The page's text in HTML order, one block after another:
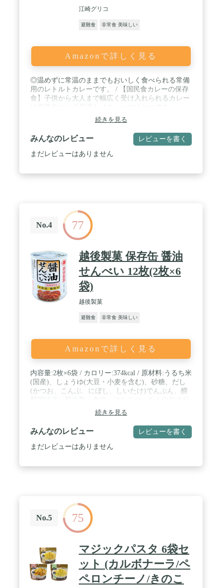
江崎グリコ
避難食 非常食 美味しい
Amazonで詳しく見る
◎温めずに常温のままでもおいしく食べられる常備
用のレトルトカレーです。 / 【国民食カレーの保存
食】子供から大人まで幅広く受け入れられるカレー
【調理無しで食べられる】温めずに常温のままで
も、おいしく滑らかな口当たりで、調理ができない
場所でも食べられます。 / 【ご飯以外のアレンジも
可能】カレーライスとしてのご利用だけではなく、
パンにつけて食べたりする等のアレンジが可能で
続きを見る
みんなのレビュー レビューを書く
まだレビューはありません
No.4 77
越後製菓 保存缶 醤油
せんべい 12枚(2枚×6
袋)
越後製菓
避難食 非常食 美味しい
Amazonで詳しく見る
内容量:2枚×6袋 / カロリー:374kcal / 原材料:うるち米
(国産)、しょうゆ(大豆・小麦を含む)、砂糖、だし
(かつお、こんぶ、にぼし、しいたけ)でんぷん、醗
解物、調味料(アミノ酸等)、加工でんぷん、着色料
(カロチノイド、カラメル、ベニコウジ) / 商品サイ
ズ(高さ×奥行×幅):140mm×100mm×100mm / ブラン
ト名: 越後製菓
続きを見る
みんなのレビュー レビューを書く
まだレビューはありません
No.5 75
マジックパスタ 6袋セ
ット (カルボナーラ/ペ
ペロンチーノ/きのこ